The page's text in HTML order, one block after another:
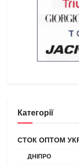
Категорії
СТОК ОПТОМ
ДНІПРО